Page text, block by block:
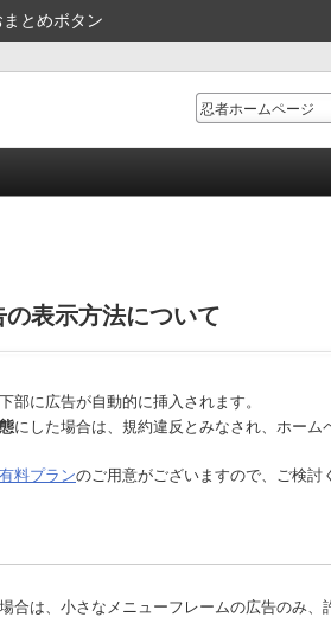
まとめボタン
表示方法について
部に広告が自動的に挿入されます。
にした場合は、規約違反とみなされ、ホーム
料プランのご用意がございますので、ご検討
合は、小さなメニューフレームの広告のみ、